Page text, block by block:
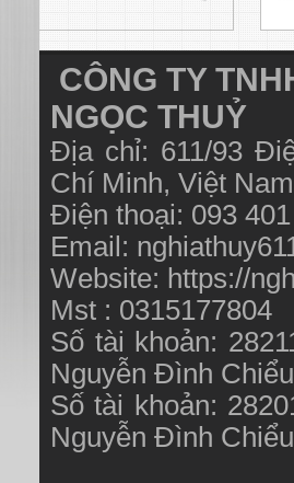
CÔNG TY
NGỌC THUỶ
Địa chỉ: 611/93
Chí Minh, Việt
Điện thoại: 093
Email:
Website: https://
Mst : 0315177804
Số tài khoản:
Nguyễn Đình
Số tài khoản:
Nguyễn Đình